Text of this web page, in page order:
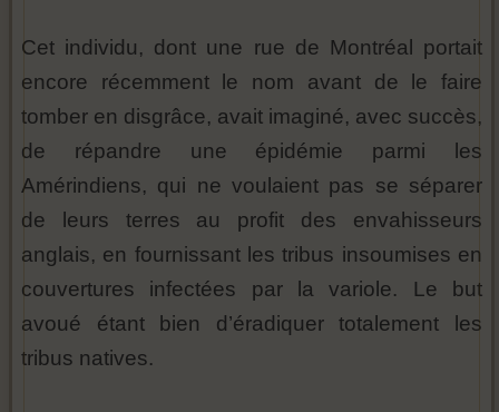
Cet individu, dont une rue de Montréal portait
encore récemment le nom avant de le faire
tomber en disgrâce, avait imaginé, avec succès,
de répandre une épidémie parmi les
Amérindiens, qui ne voulaient pas se séparer
de leurs terres au profit des envahisseurs
anglais, en fournissant les tribus insoumises en
couvertures infectées par la variole. Le but
avoué étant bien d’éradiquer totalement les
tribus natives.